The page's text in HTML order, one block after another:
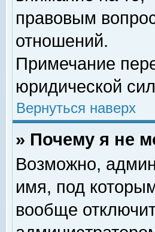
правовым
отношений.
Примечание
юридической
Вернуться наверх
» Почему я не
Возможно,
имя, под
вообще